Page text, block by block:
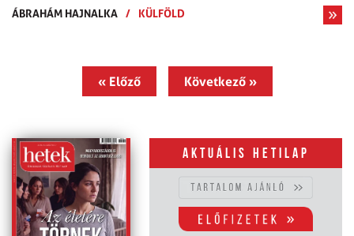
ÁBRAHÁM HAJNALKA / KÜLFÖLD
« Előző Következő »
Aktuális hetilap